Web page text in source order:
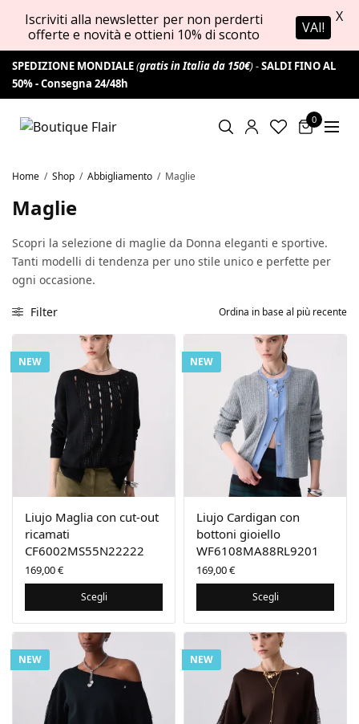
SPEDIZIONE MONDIALE(gratis in Italia da 150€) -SALDI FINO AL
50% -Consegna 24/48h
0
Home / Shop / Abbigliamento / Maglie
Maglie
Scopri la selezione di maglie da Donna eleganti e sportive.
Tanti modelli di tendenza per uno stile unico e perfette per
ogni occasione.
Filter
NEW
Liujo Maglia con cut-out
ricamati
CF6002MS55N22222
169,00€
Scegli
NEW
Liujo Cardigan con
bottoni gioiello
WF6108MA88RL9201
169,00€
Scegli
NEW NEW
Iscriviti alla newsletter per non perderti
offerte e novità e ottieni 10% di sconto
VAI!
X